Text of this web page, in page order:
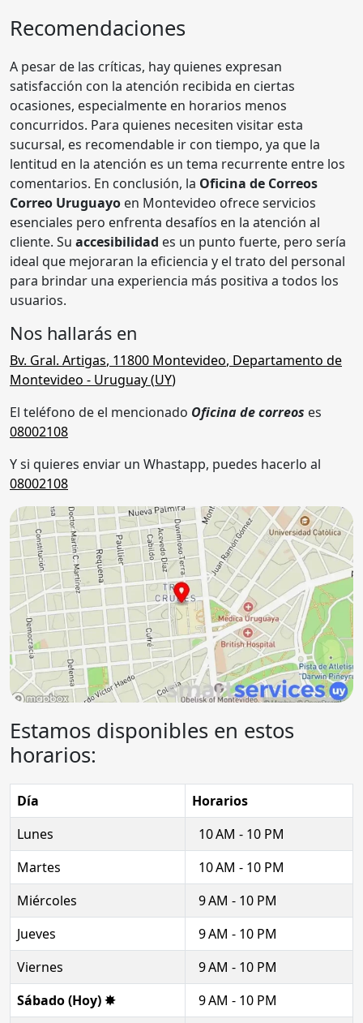
Recomendaciones
A pesar de las críticas, hay quienes expresan
satisfacción con la atención recibida en ciertas
ocasiones, especialmente en horarios menos
concurridos. Para quienes necesiten visitar esta
sucursal, es recomendable ir con tiempo, ya que la
lentitud en la atención es un tema recurrente entre los
comentarios. En conclusión, la Oficina de Correos
Correo Uruguayo en Montevideo ofrece servicios
esenciales pero enfrenta desafíos en la atención al
cliente. Su accesibilidad es un punto fuerte, pero sería
ideal que mejoraran la eficiencia y el trato del personal
para brindar una experiencia más positiva a todos los
usuarios.
Nos hallarás en
Bv. Gral. Artigas, 11800 Montevideo, Departamento de
Montevideo - Uruguay (UY)
El teléfono de el mencionado Oficina de correos es
08002108
Y si quieres enviar un Whastapp, puedes hacerlo al
08002108
Estamos disponibles en estos
horarios:
Día
Horarios
Lunes
10 AM - 10 PM
Martes
10 AM - 10 PM
Miércoles
9 AM - 10 PM
Jueves
9 AM - 10 PM
Viernes
9 AM - 10 PM
Sábado (Hoy) ✸
9 AM - 10 PM